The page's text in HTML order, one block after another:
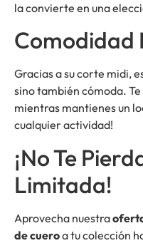
la convierte en una
Comodidad
Gracias a su corte midi,
sino también cómoda.
mientras mantienes un
cualquier actividad!
¡No Te
Limitada!
Aprovecha nuestra
de cueroa tu colección